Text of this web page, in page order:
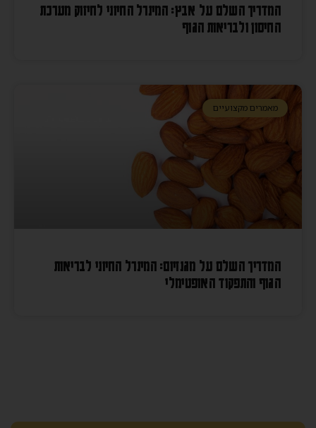
המדריך השלם על אבץ: המינרל החיוני לחיזוק מערכת
החיסון ולבריאות הגוף
מאמרים מקצועיים
המדריך השלם על מגנזיום: המינרל החיוני לבריאות
הגוף והתפקוד האופטימלי